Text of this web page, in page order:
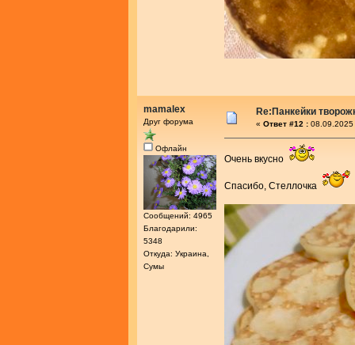
mamalex
Друг форума
Офлайн
Сообщений: 4965
Благодарили:
5348
Откуда: Украина,
Сумы
Re:Панкейки
« Ответ #12 :
Очень вкусно
Спасибо, Стеллочка